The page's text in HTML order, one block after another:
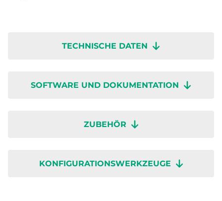
TECHNISCHE DATEN
SOFTWARE UND DOKUMENTATION
ZUBEHÖR
KONFIGURATIONSWERKZEUGE